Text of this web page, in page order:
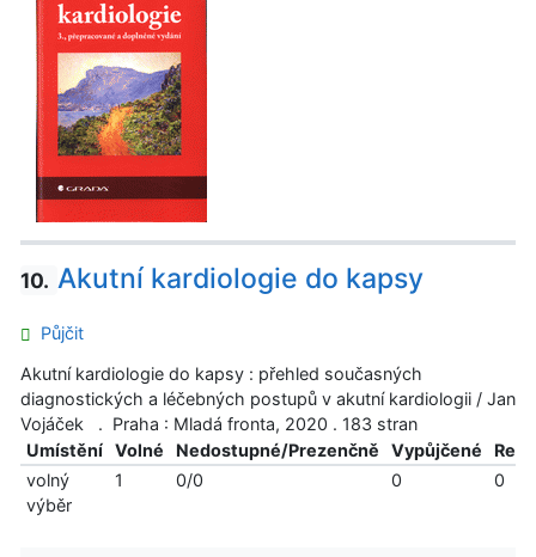
10. Akutní kardiologie do kapsy
Půjčit
Akutní kardiologie do kapsy : přehled současných
diagnostických a léčebných postupů v akutní kardiologii / Jan
Vojáček . Praha : Mladá fronta, 2020 . 183 stran
Umístění
Volné Nedostupné/Prezenčně Vypůjčené
volný
výběr
1 0/0 0 0